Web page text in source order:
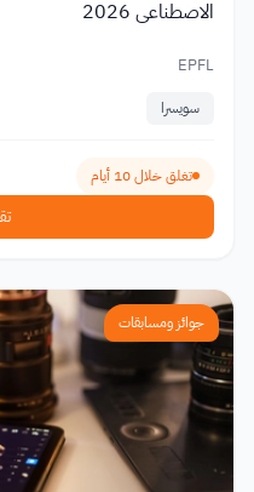
الاصطناعي 2026
EPFL
سويسرا
تغلق خلال 10 أيام
جوائز ومسابقات